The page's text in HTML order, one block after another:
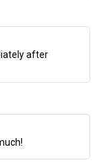
after